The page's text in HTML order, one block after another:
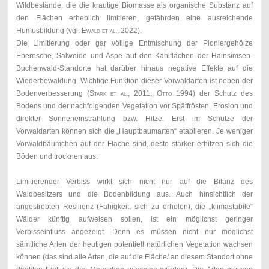
Wildbestände, die die krautige Biomasse als organische Substanz auf
den Flächen erheblich limitieren, gefährden eine ausreichende
Humusbildung (vgl. Ewald et al.
, 2022).
Die Limitierung oder gar völlige Entmischung der Pioniergehölze
Eberesche, Salweide und Aspe auf den Kahlflächen der Hainsimsen-
Buchenwald-Standorte hat darüber hinaus negative Effekte auf die
Wiederbewaldung. Wichtige Funktion dieser Vorwaldarten ist neben der
Bodenverbesserung (Stark et al., 2011, Otto 1994) der Schutz des
Bodens und der nachfolgenden Vegetation vor Spätfrösten, Erosion und
direkter Sonneneinstrahlung bzw. Hitze. Erst im Schutze der
Vorwaldarten können sich die „Hauptbaumarten“ etablieren. Je weniger
Vorwaldbäumchen auf der Fläche sind, desto stärker erhitzen sich die
Böden und trocknen aus.
Limitierender Verbiss wirkt sich nicht nur auf die Bilanz des
Waldbesitzers und die Bodenbildung aus. Auch hinsichtlich der
angestrebten Resilienz (Fähigkeit, sich zu erholen), die „klimastabile“
Wälder künftig aufweisen sollen, ist ein möglichst geringer
Verbisseinfluss angezeigt. Denn es müssen nicht nur möglichst
sämtliche Arten der heutigen potentiell natürlichen Vegetation wachsen
können (das sind alle Arten, die auf die Fläche/ an diesem Standort ohne